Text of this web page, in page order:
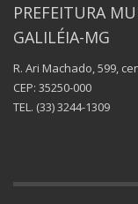
PREFEITURA
GALILÉIA-MG
R. Ari Machado, 599,
CEP: 35250-000
TEL. (33) 3244-1309